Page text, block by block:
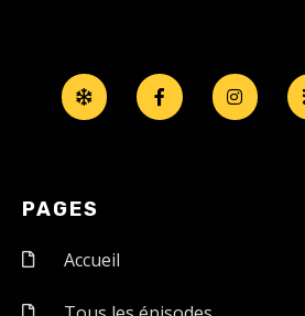
PAGES
Accueil